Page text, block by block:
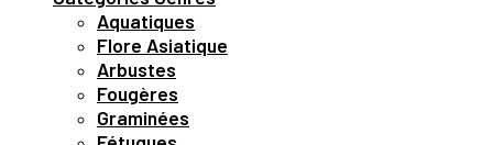
Aquatiques
Flore Asiatique
Arbustes
Fougères
Graminées